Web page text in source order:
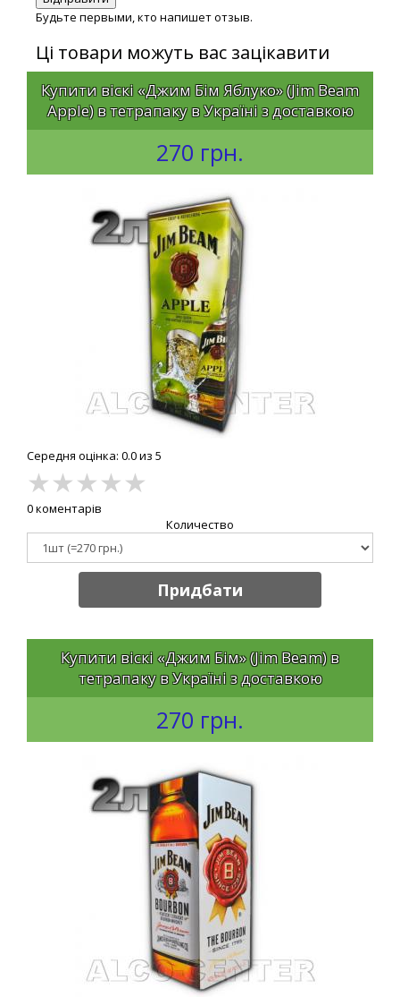
Будьте первыми, кто напишет отзыв.
Ці товари можуть вас зацікавити
Купити віскі «Джим Бім Яблуко» (Jim Beam
Apple) в тетрапаку в Україні з доставкою
270 грн.
Середня оцінка: 0.0 из 5
★★★★★
0 коментарів
Количество
Придбати
Купити віскі «Джим Бім» (Jim Beam) в
тетрапаку в Україні з доставкою
270 грн.